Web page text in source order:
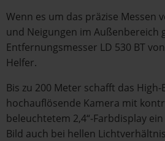
Wenn es um das präzise Messen
und Neigungen im Außenbereich
Entfernungsmesser LD 530 BT
Helfer.
Bis zu 200 Meter schafft das
hochauflösende Kamera mit
beleuchtetem 2,4“-Farbdisplay
Bild auch bei hellen